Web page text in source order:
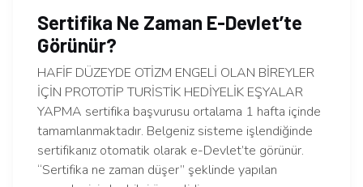
Sertifika Ne Zaman E-Devlet’te
Görünür?
HAFİF DÜZEYDE OTİZM ENGELİ OLAN BİREYLER
İÇİN PROTOTİP TURİSTİK HEDİYELİK EŞYALAR
YAPMA sertifika başvurusu ortalama 1 hafta içinde
tamamlanmaktadır. Belgeniz sisteme işlendiğinde
sertifikanız otomatik olarak e-Devlet’te görünür.
“Sertifika ne zaman düşer” şeklinde yapılan